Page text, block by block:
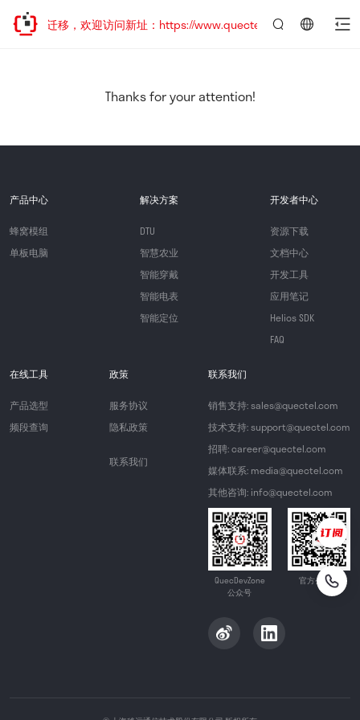
地址已迁移，欢迎访问新址：https://www.quectel.com.cn
Thanks for your attention!
产品中心
蜂窝模组
单板电脑
解决方案
DTU
智慧农业
智能穿戴
智能电表
智能定位
开发者中心
资源下载
文档中心
开发工具
应用笔记
Helios SDK
FAQ
在线工具
产品选型
频段查询
政策
服务协议
隐私政策
联系我们
联系我们
销售支持: sales@quectel.com
技术支持: support@quectel.com
招聘: career@quectel.com
媒体联系: media@quectel.com
其他咨询: info@quectel.com
QuecDevZone
公众号
官方公众号